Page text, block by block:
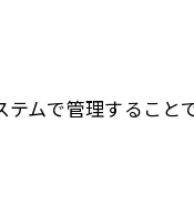
ムで管理すること